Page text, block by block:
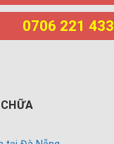
0706 221 433